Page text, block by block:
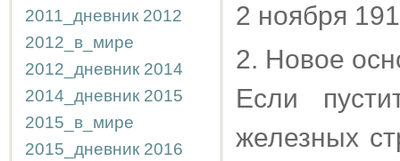
2011_дневник 2012
2012_в_мире
2012_дневник 2014
2014_дневник 2015
2015_в_мире
2015_дневник 2016
2 ноября
2. Новое
Если
железных